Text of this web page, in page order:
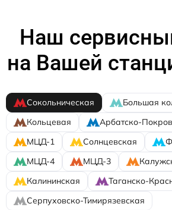
Наш
на Вашей
Сокольническая
Большая
Кольцевая
Арбатско-
МЦД-1
Солнцевская
МЦД-4
МЦД-3
Калининская
Таганско-
Серпуховско-Тимирязевская